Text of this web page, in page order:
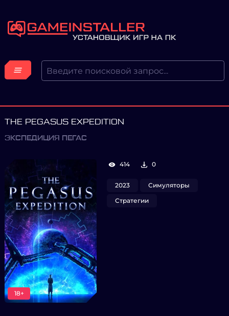
THE PEGASUS EXPEDITION
ЭКСПЕДИЦИЯ ПЕГАС
18+
414 0
2023
Симуляторы
Стратегии